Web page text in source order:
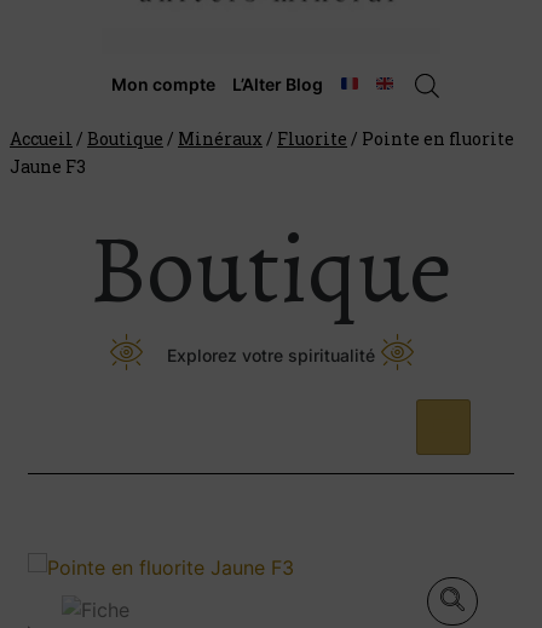
Mon compte L’Alter Blog
Accueil / Boutique / Minéraux / Fluorite / Pointe en fluorite
Jaune F3
Boutique
Explorez votre spiritualité